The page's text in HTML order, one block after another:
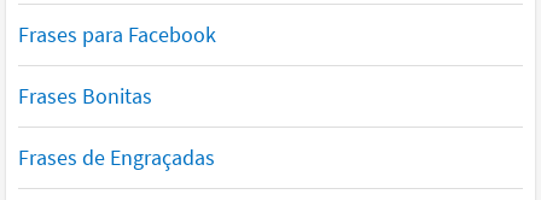
Frases para Facebook
Frases Bonitas
Frases de Engraçadas